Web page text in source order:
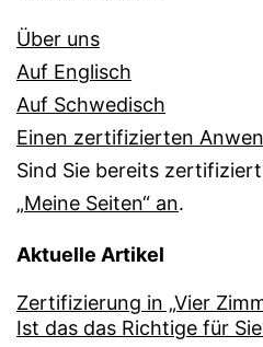
Über uns
Auf Englisch
Auf Schwedisch
Einen zertifizierten
Sind Sie bereits
„Meine Seiten“ an.
Aktuelle Artikel
Zertifizierung in „Vier
Ist das das Richtige für